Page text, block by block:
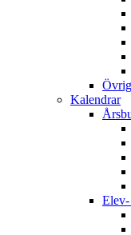
Kalendrar